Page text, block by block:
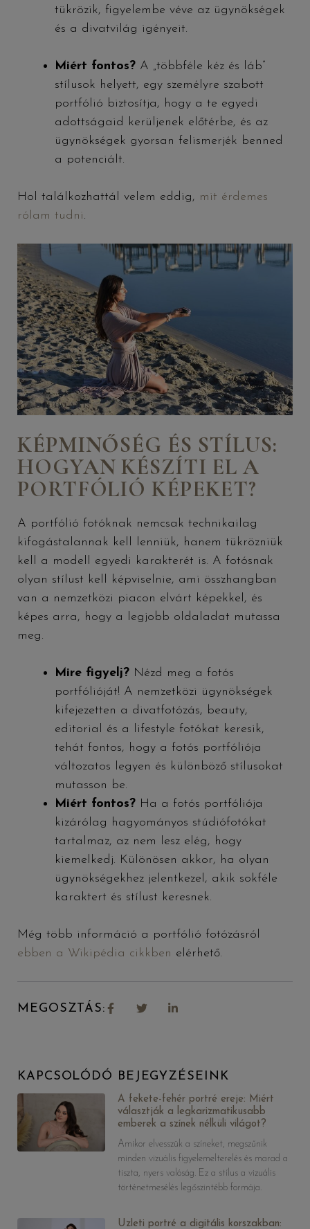
tükrözik, figyelembe véve az ügynökségek
és a divatvilág igényeit.
Miért fontos? A „többféle kéz és láb”
stílusok helyett, egy személyre szabott
portfólió biztosítja, hogy a te egyedi
adottságaid kerüljenek előtérbe, és az
ügynökségek gyorsan felismerjék benned
a potenciált.
Hol találkozhattál velem eddig, mit érdemes
rólam tudni.
KÉPMINŐSÉG ÉS STÍLUS:
HOGYAN KÉSZÍTI EL A
PORTFÓLIÓ KÉPEKET?
A portfólió fotóknak nemcsak technikailag
kifogástalannak kell lenniük, hanem tükrözniük
kell a modell egyedi karakterét is. A fotósnak
olyan stílust kell képviselnie, ami összhangban
van a nemzetközi piacon elvárt képekkel, és
képes arra, hogy a legjobb oldaladat mutassa
meg.
Mire figyelj? Nézd meg a fotós
portfólióját! A nemzetközi ügynökségek
kifejezetten a divatfotózás, beauty,
editorial és a lifestyle fotókat keresik,
tehát fontos, hogy a fotós portfóliója
változatos legyen és különböző stílusokat
mutasson be.
Miért fontos? Ha a fotós portfóliója
kizárólag hagyományos stúdiófotókat
tartalmaz, az nem lesz elég, hogy
kiemelkedj. Különösen akkor, ha olyan
ügynökségekhez jelentkezel, akik sokféle
karaktert és stílust keresnek.
Még több információ a portfólió fotózásról
ebben a Wikipédia cikkben elérhető.
MEGOSZTÁS:
KAPCSOLÓDÓ BEJEGYZÉSEINK
A fekete-fehér portré ereje: Miért
választják a legkarizmatikusabb
emberek a színek nélküli világot?
Amikor elvesszük a színeket, megszűnik
minden vizuális figyelemelterelés és marad a
tiszta, nyers valóság. Ez a stílus a vizuális
történetmesélés legőszintébb formája.
Üzleti portré a digitális korszakban: